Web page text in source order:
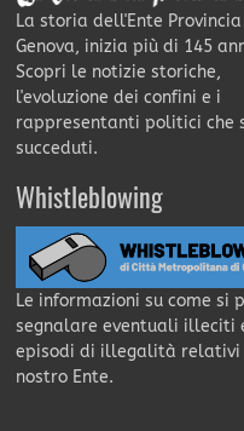
La storia dell'Ente
Genova, inizia più di 145
Scopri le notizie storiche,
l'evoluzione dei confini e i
rappresentanti politici che
succeduti.
Whistleblowing
Le informazioni su come si
segnalare eventuali illeciti
episodi di illegalità
nostro Ente.